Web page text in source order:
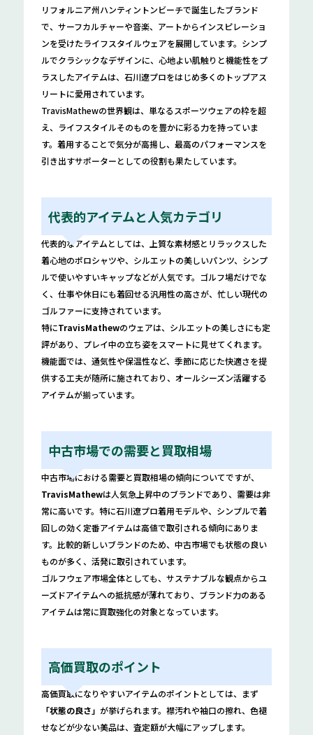
リフォルニア州ハンティントンビーチで誕生したブランド
で、サーフカルチャーや音楽、アートからインスピレーショ
ンを受けたライフスタイルウェアを展開しています。シンプ
ルでクラシックなデザインに、心地よい肌触りと機能性をプ
ラスしたアイテムは、石川遼プロをはじめ多くのトップアス
リートに愛用されています。
TravisMathewの世界観は、単なるスポーツウェアの枠を超
え、ライフスタイルそのものを豊かに彩る力を持っていま
す。着用することで気分が高揚し、最高のパフォーマンスを
引き出すサポーターとしての役割も果たしています。
代表的アイテムと人気カテゴリ
代表的なアイテムとしては、上質な素材感とリラックスした
着心地のポロシャツや、シルエットの美しいパンツ、シンプ
ルで使いやすいキャップなどが人気です。ゴルフ場だけでな
く、仕事や休日にも着回せる汎用性の高さが、忙しい現代の
ゴルファーに支持されています。
特にTravisMathewのウェアは、シルエットの美しさにも定
評があり、プレイ中の立ち姿をスマートに見せてくれます。
機能面では、通気性や保温性など、季節に応じた快適さを提
供する工夫が随所に施されており、オールシーズン活躍する
アイテムが揃っています。
中古市場での需要と買取相場
中古市場における需要と買取相場の傾向についてですが、
TravisMathewは人気急上昇中のブランドであり、需要は非
常に高いです。特に石川遼プロ着用モデルや、シンプルで着
回しの効く定番アイテムは高値で取引される傾向にありま
す。比較的新しいブランドのため、中古市場でも状態の良い
ものが多く、活発に取引されています。
ゴルフウェア市場全体としても、サステナブルな観点からユ
ーズドアイテムへの抵抗感が薄れており、ブランド力のある
アイテムは常に買取強化の対象となっています。
高価買取のポイント
高価買取になりやすいアイテムのポイントとしては、まず
「状態の良さ」 が挙げられます。襟汚れや袖口の擦れ、色褪
せなどが少ない美品は、査定額が大幅にアップします。